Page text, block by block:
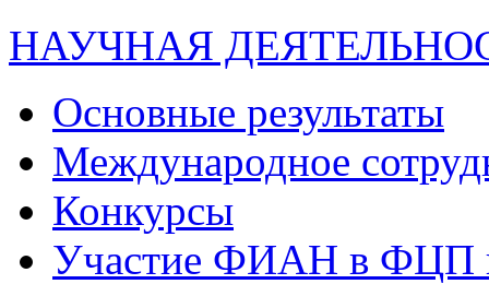
НАУЧНАЯ
Основные результаты
Международное
Конкурсы
Участие ФИАН в ФЦП